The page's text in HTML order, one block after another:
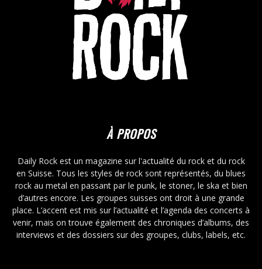
À PROPOS
Daily Rock est un magazine sur l'actualité du rock et du rock
en Suisse. Tous les styles de rock sont représentés, du blues
rock au metal en passant par le punk, le stoner, le ska et bien
d’autres encore. Les groupes suisses ont droit à une grande
place. L’accent est mis sur l’actualité et l’agenda des concerts à
venir, mais on trouve également des chroniques d’albums, des
interviews et des dossiers sur des groupes, clubs, labels, etc.